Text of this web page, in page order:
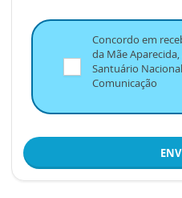
Concordo em
da Mãe
Santuário
Comunicação